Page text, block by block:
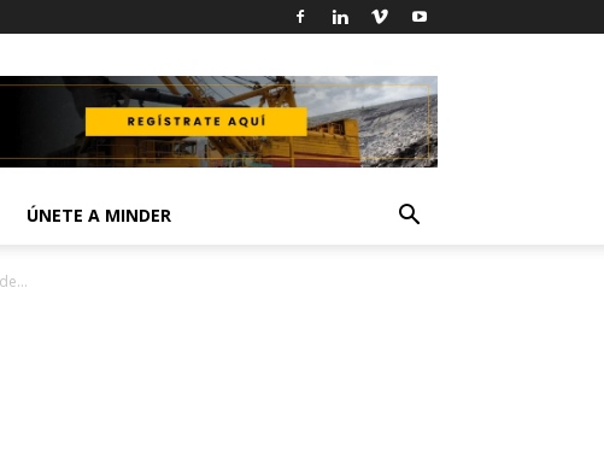
ÚNETE A MINDER